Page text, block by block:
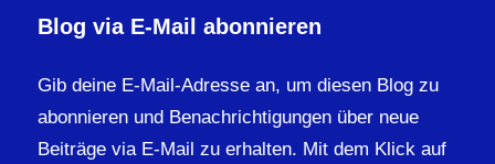
Blog via E-Mail abonnieren
Gib deine E-Mail-Adresse an, um diesen Blog zu
abonnieren und Benachrichtigungen über neue
Beiträge via E-Mail zu erhalten. Mit dem Klick auf